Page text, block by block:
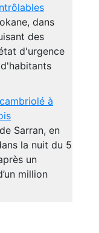
dans
des
d'urgence
à
Sarran, en
la nuit du 5
un
million